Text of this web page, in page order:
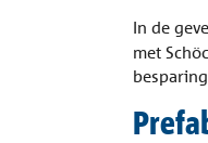
In de
met